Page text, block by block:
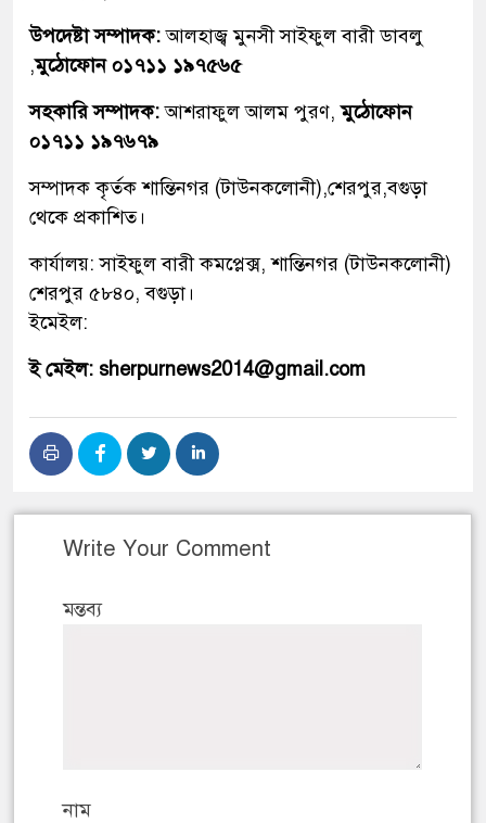
উপদেষ্টা সম্পাদক:আলহাজ্ব মুনসী সাইফুল বারী ডাবলু
,মুঠোফোন ০১৭১১ ১৯৭৫৬৫
সহকারি সম্পাদক:আশরাফুল আলম পুরণ,মুঠোফোন
০১৭১১ ১৯৭৬৭৯
সম্পাদক কৃর্তক শান্তিনগর (টাউনকলোনী),শেরপুর,বগুড়া
থেকে প্রকাশিত।
কার্যালয়: সাইফুল বারী কমপ্লেক্স, শান্তিনগর (টাউনকলোনী)
শেরপুর ৫৮৪০, বগুড়া।
ইমেইল:
ই মেইল: sherpurnews2014@gmail.com
Write Your Comment
মন্তব্য
নাম